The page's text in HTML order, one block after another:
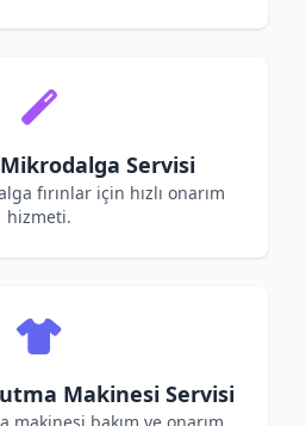
Servisi
fırınlar için hızlı onarım
hizmeti.
Makinesi Servisi